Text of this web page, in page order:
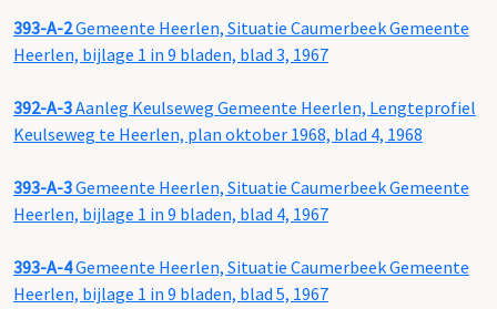
393-A-2Gemeente Heerlen, Situatie Caumerbeek Gemeente
Heerlen, bijlage 1 in 9 bladen, blad 3, 1967
392-A-3Aanleg Keulseweg Gemeente Heerlen, Lengteprofiel
Keulseweg te Heerlen, plan oktober 1968, blad 4, 1968
393-A-3Gemeente Heerlen, Situatie Caumerbeek Gemeente
Heerlen, bijlage 1 in 9 bladen, blad 4, 1967
393-A-4Gemeente Heerlen, Situatie Caumerbeek Gemeente
Heerlen, bijlage 1 in 9 bladen, blad 5, 1967